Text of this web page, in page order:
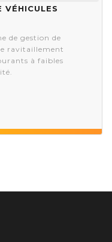
véhicules
de gestion de
ravitaillement
à faibles